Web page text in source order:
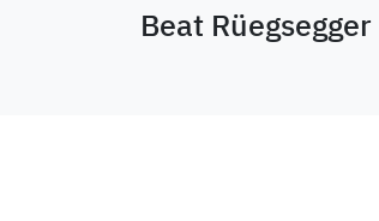
Beat